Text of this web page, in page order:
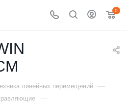
0
линейных перемещений —
—